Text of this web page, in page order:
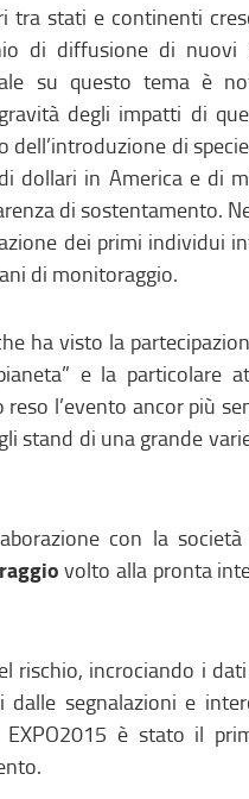
tra stati e continenti
di diffusione di
su questo tema è
degli impatti di
dell’introduzione di
dollari in America e di
di sostentamento.
dei primi individui
di monitoraggio.
ha visto la
e la particolare
l’evento ancor più
stand di una grande
con la
volto alla pronta
rischio, incrociando i
segnalazioni e
è stato il